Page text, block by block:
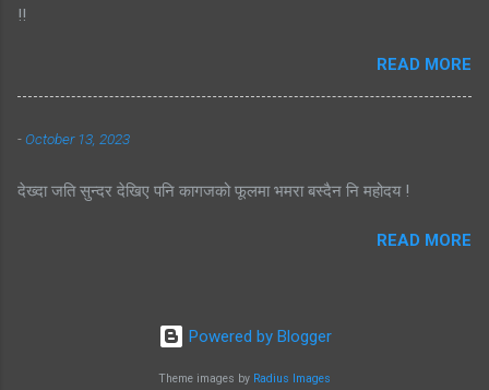
!!
READ MORE
-October 13, 2023
देख्दा जति सुन्दर देखिए पनि कागजको फूलमा भमरा बस्दैन नि महोदय !
READ MORE
Powered by Blogger
Theme images by Radius Images